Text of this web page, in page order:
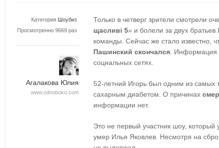
Категория Шоубиз
Просмотренно 9669 раз
Агалакова Юлия
www.odnoboko.com
Только в четверг зрители смотрели
щасливі 5» и болели за двух
команды. Сейчас же стало
Пашинский скончался .
социальных сетях.
52-летний Игорь был одним из самых
сахарным диабетом. О причинах
информации нет.
Это не первый участник шоу,
умер Илья Яковлев. Несмотря на